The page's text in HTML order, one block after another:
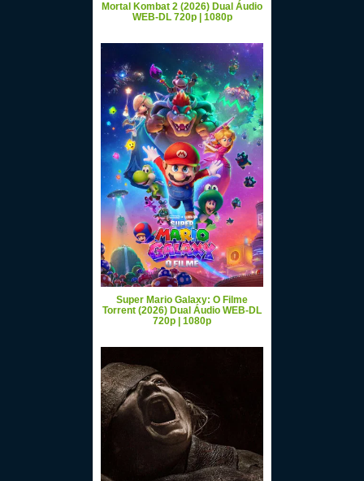
Mortal Kombat 2 (2026) Dual Áudio
WEB-DL 720p | 1080p
Super Mario Galaxy: O Filme
Torrent (2026) Dual Áudio WEB-DL
720p | 1080p